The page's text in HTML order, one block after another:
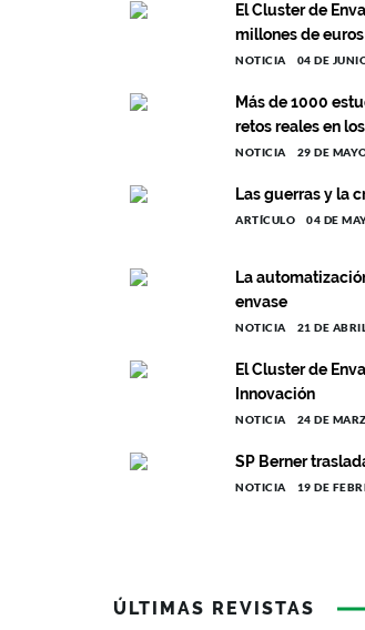
El Cluster de
millones de euros
NOTICIA 04 DE
Más de 1000
retos reales en
NOTICIA 29 DE
Las guerras y la
ARTÍCULO 04 DE
La
envase
NOTICIA 21 DE
El Cluster de
Innovación
NOTICIA 24 DE
SP Berner
NOTICIA 19 DE
ÚLTIMAS REVISTAS